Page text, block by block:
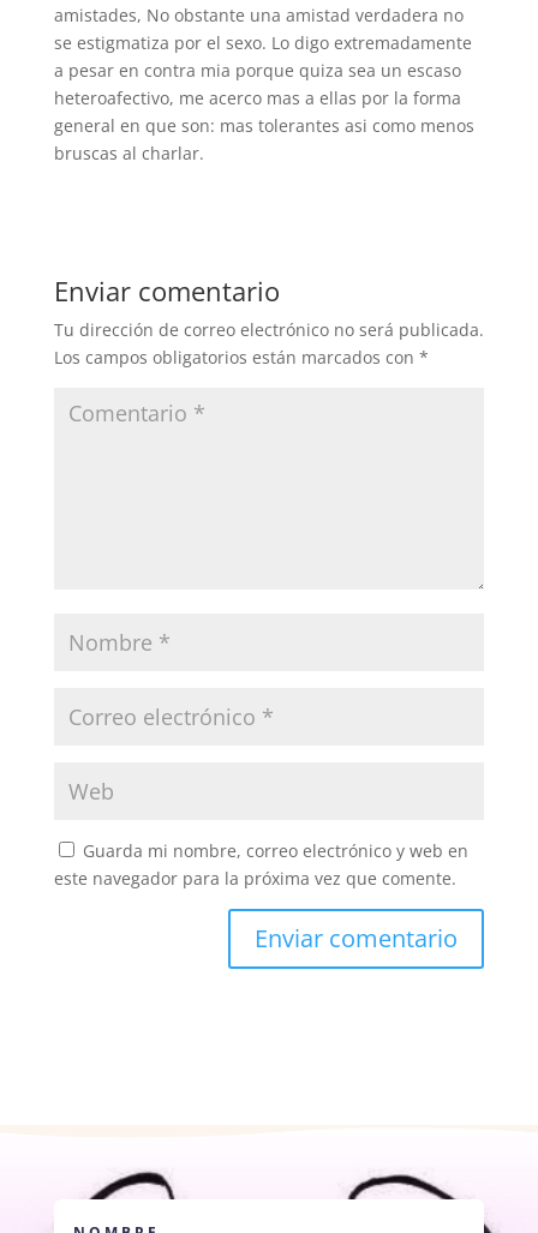
amistades, No obstante una amistad verdadera no
se estigmatiza por el sexo. Lo digo extremadamente
a pesar en contra mia porque quiza sea un escaso
heteroafectivo, me acerco mas a ellas por la forma
general en que son: mas tolerantes asi­ como menos
bruscas al charlar.
Enviar comentario
Tu dirección de correo electrónico no será publicada.
Los campos obligatorios están marcados con *
Guarda mi nombre, correo electrónico y web en
este navegador para la próxima vez que comente.